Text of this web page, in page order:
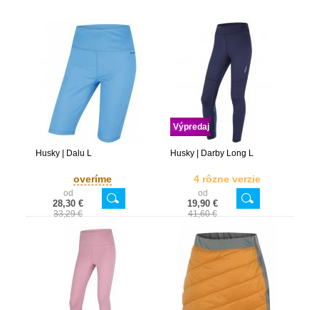
Husky | Dalu L
overíme
od
28,30 €
33,29 €
Výpredaj
Husky | Darby Long L
4 rôzne verzie
od
19,90 €
41,60 €